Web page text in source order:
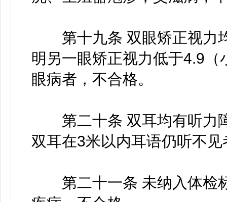
第十九条 双眼矫正视力
明另一眼矫正视力低于4.9
眼病者，不合格。
第二十条 双耳均有听力
双耳在3米以内耳语仍听不
第二十一条 未纳入体检